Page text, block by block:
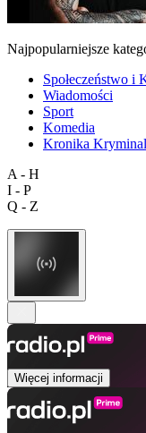
Najpopularniejsze
Społeczeństwo i
Wiadomości
Sport
Komedia
Kronika
A - H
I - P
Q - Z
Więcej informacji